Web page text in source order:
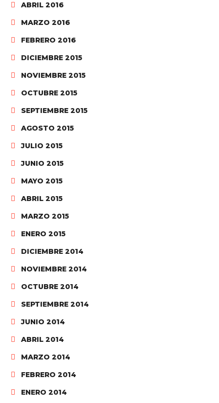
ABRIL 2016
MARZO 2016
FEBRERO 2016
DICIEMBRE 2015
NOVIEMBRE 2015
OCTUBRE 2015
SEPTIEMBRE 2015
AGOSTO 2015
JULIO 2015
JUNIO 2015
MAYO 2015
ABRIL 2015
MARZO 2015
ENERO 2015
DICIEMBRE 2014
NOVIEMBRE 2014
OCTUBRE 2014
SEPTIEMBRE 2014
JUNIO 2014
ABRIL 2014
MARZO 2014
FEBRERO 2014
ENERO 2014